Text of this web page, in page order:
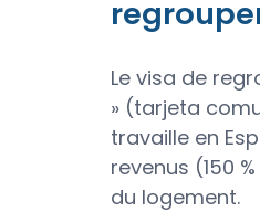
Le visa de
» (tarjeta
travaille en
revenus (150
du logement.